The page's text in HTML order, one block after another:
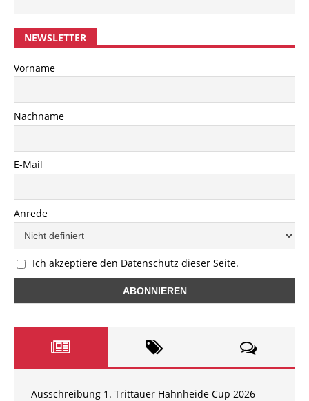
NEWSLETTER
Vorname
Nachname
E-Mail
Anrede
Ich akzeptiere den Datenschutz dieser Seite.
Ausschreibung 1. Trittauer Hahnheide Cup 2026